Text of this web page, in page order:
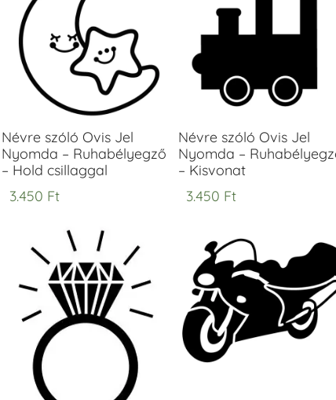
Névre szóló Ovis Jel
Nyomda – Ruhabélyegző
– Hold csillaggal
3.450 Ft
Névre szóló Ovis Jel
Nyomda –
– Kisvonat
3.450 Ft